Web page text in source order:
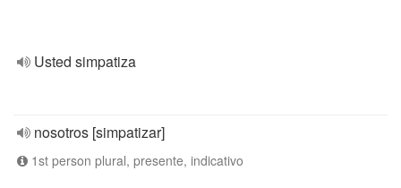
Usted simpatiza
nosotros [simpatizar]
1st person plural, presente, indicativo